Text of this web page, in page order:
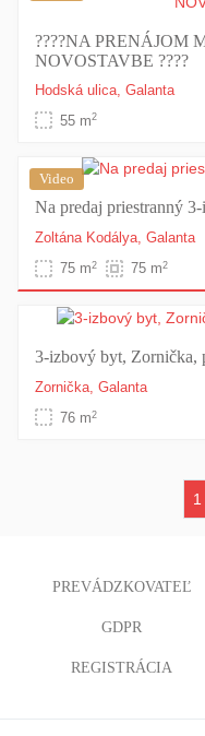
????NA PRENÁJOM
NOVOSTAVBE ????
Hodská ulica, Galanta
55 m2
Video
Na predaj priestranný
Zoltána Kodálya, Galanta
75 m2 75 m2
3-izbový byt, Zornička,
Zornička, Galanta
76 m2
1
PREVÁDZKOVATEĽ
GDPR
REGISTRÁCIA